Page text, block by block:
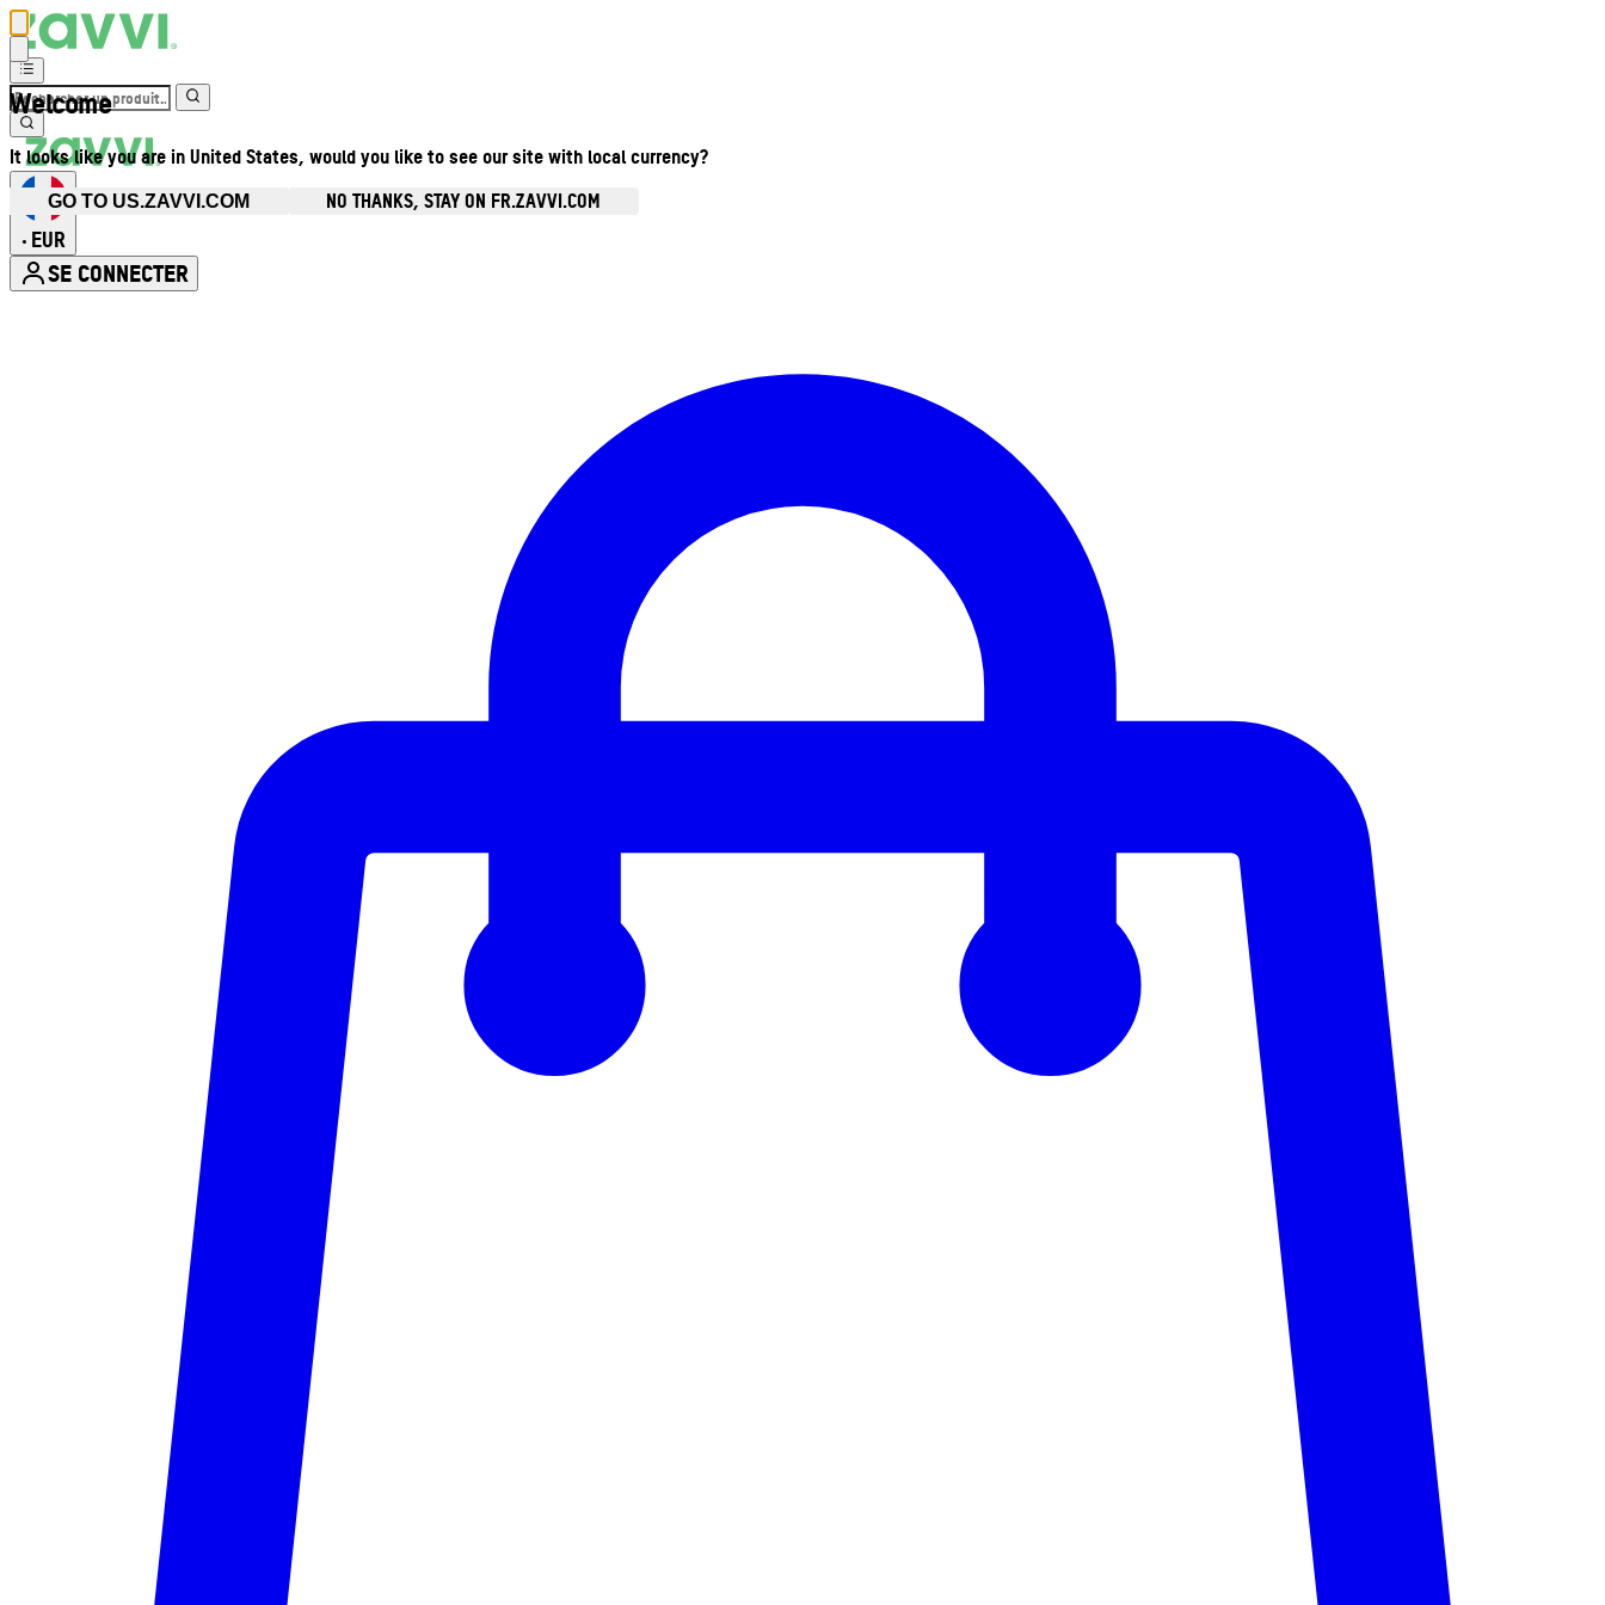
Welcome
It looks like you are in United States, would you like to see our site with local currency?
GO TO US.ZAVVI.COM NO THANKS, STAY ON FR.ZAVVI.COM
• EUR
SE CONNECTER